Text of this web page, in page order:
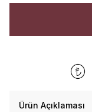
Ürün Açıklaması